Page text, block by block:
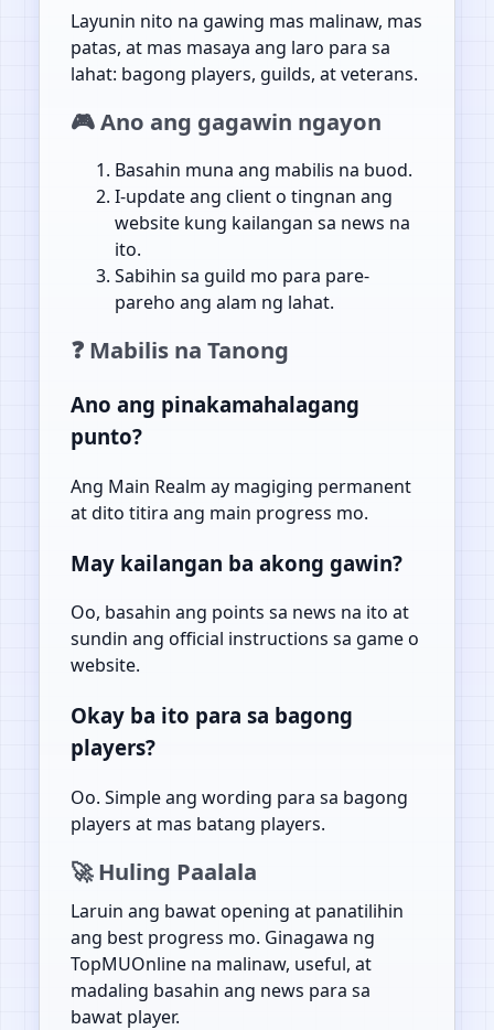
Layunin nito na gawing mas malinaw, mas
patas, at mas masaya ang laro para sa
lahat: bagong players, guilds, at veterans.
🎮 Ano ang gagawin ngayon
Basahin muna ang mabilis na buod.
I-update ang client o tingnan ang
website kung kailangan sa news na
ito.
Sabihin sa guild mo para pare-
pareho ang alam ng lahat.
❓ Mabilis na Tanong
Ano ang pinakamahalagang
punto?
Ang Main Realm ay magiging permanent
at dito titira ang main progress mo.
May kailangan ba akong gawin?
Oo, basahin ang points sa news na ito at
sundin ang official instructions sa game o
website.
Okay ba ito para sa bagong
players?
Oo. Simple ang wording para sa bagong
players at mas batang players.
🚀 Huling Paalala
Laruin ang bawat opening at panatilihin
ang best progress mo. Ginagawa ng
TopMUOnline na malinaw, useful, at
madaling basahin ang news para sa
bawat player.